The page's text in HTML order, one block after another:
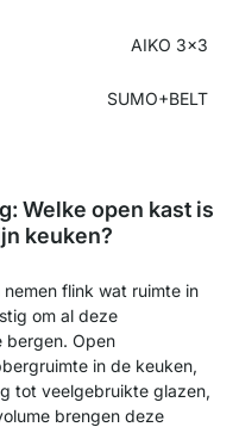
AIKO 3x3
SUMO+BELT
Welke open kast is
keuken?
flink wat ruimte in
om al deze
bergen. Open
in de keuken,
tot veelgebruikte glazen,
brengen deze